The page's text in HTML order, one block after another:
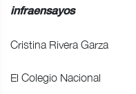
infraensayos
Cristina Rivera Garza
El Colegio Nacional